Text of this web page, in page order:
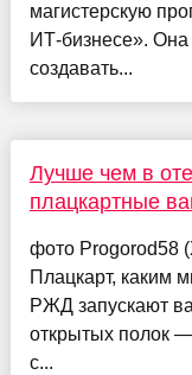
магистерскую
ИТ-бизнесе». Она
создавать...
Лучше чем в
плацкартные
фото Progorod58
Плацкарт, каким
РЖД запускают
открытых полок
с...